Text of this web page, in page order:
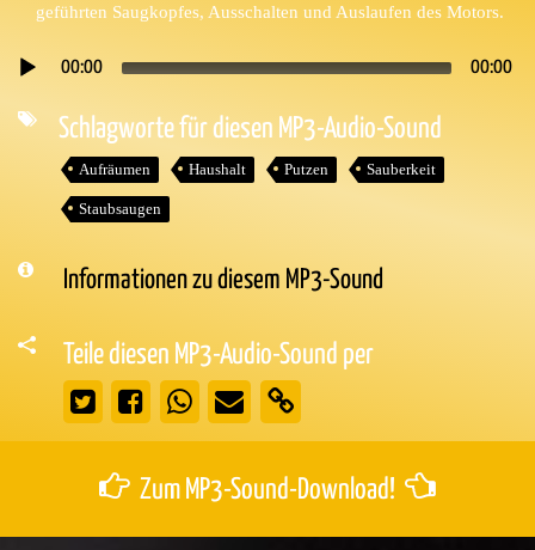
geführten Saugkopfes, Ausschalten und Auslaufen des Motors.
Audio-
00:00 00:00
Schlagworte für diesen MP3-Audio-Sound
Aufräumen Haushalt Putzen Sauberkeit
Staubsaugen
Informationen zu diesem MP3-Sound
Teile diesen MP3-Audio-Sound per
Zum MP3-Sound-Download!